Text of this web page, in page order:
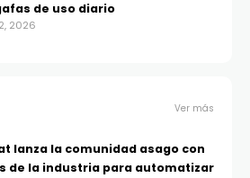
de uso diario
2026
Ver más
lanza la comunidad asago con
de la industria para automatizar